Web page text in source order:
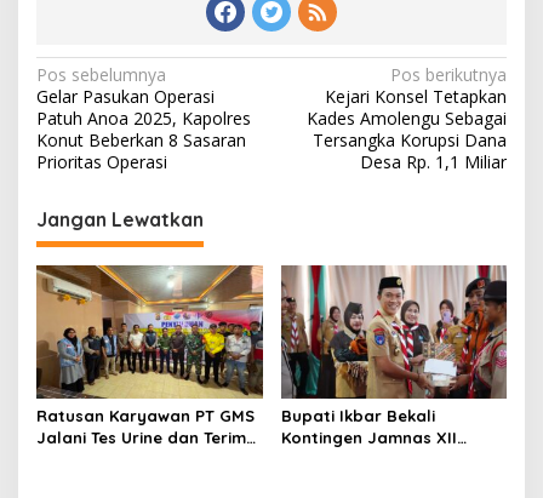
Navigasi
pos
Pos sebelumnya
Gelar Pasukan Operasi
Patuh Anoa 2025, Kapolres
Konut Beberkan 8 Sasaran
Prioritas Operasi
Pos berikutnya
Kejari Konsel Tetapkan
Kades Amolengu Sebagai
Tersangka Korupsi Dana
Desa Rp. 1,1 Miliar
Jangan Lewatkan
Ratusan Karyawan PT GMS
Jalani Tes Urine dan Terima
Bupati Ikbar Bekali
Kontingen Jamnas XII